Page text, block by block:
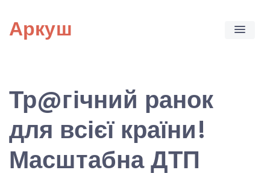
content
Аркуш
Тр@гічний ранок
для всієї країни!
Масштабна ДТП